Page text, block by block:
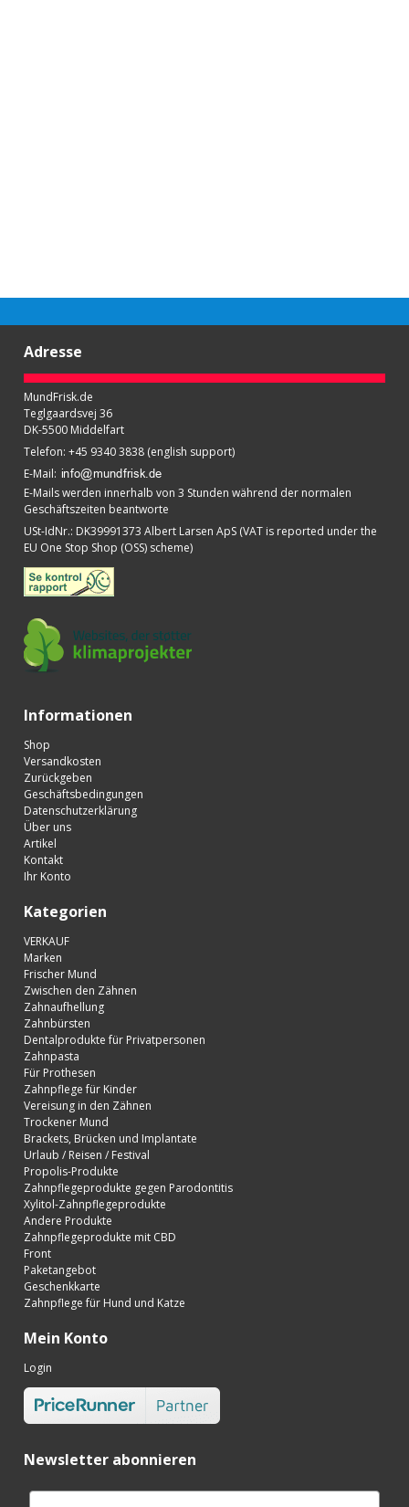
Adresse
MundFrisk.de
Teglgaardsvej 36
DK-5500 Middelfart
Telefon: +45 9340 3838 (english support)
E-Mail:
E-Mails werden innerhalb von 3 Stunden während der normalen
Geschäftszeiten beantworte
USt-IdNr.: DK39991373 Albert Larsen ApS (VAT is reported under the
EU One Stop Shop (OSS) scheme)
Informationen
Shop
Versandkosten
Zurückgeben
Geschäftsbedingungen
Datenschutzerklärung
Über uns
Artikel
Kontakt
Ihr Konto
Kategorien
VERKAUF
Marken
Frischer Mund
Zwischen den Zähnen
Zahnaufhellung
Zahnbürsten
Dentalprodukte für Privatpersonen
Zahnpasta
Für Prothesen
Zahnpflege für Kinder
Vereisung in den Zähnen
Trockener Mund
Brackets, Brücken und Implantate
Urlaub / Reisen / Festival
Propolis-Produkte
Zahnpflegeprodukte gegen Parodontitis
Xylitol-Zahnpflegeprodukte
Andere Produkte
Zahnpflegeprodukte mit CBD
Front
Paketangebot
Geschenkkarte
Zahnpflege für Hund und Katze
Mein Konto
Login
Newsletter abonnieren